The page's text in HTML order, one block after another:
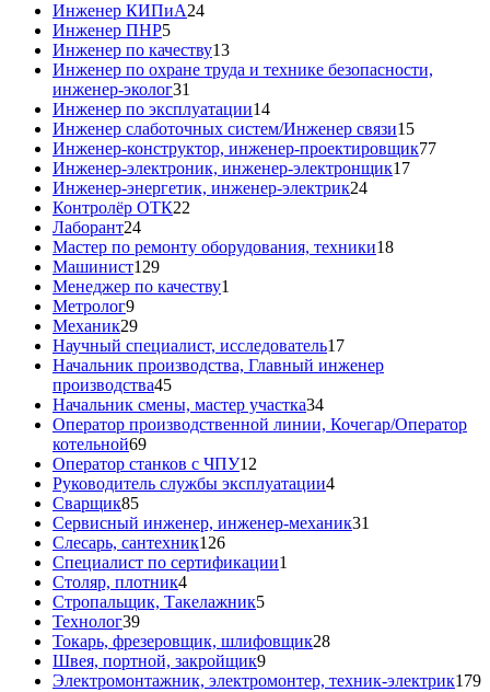
Инженер КИПиА24
Инженер ПНР5
Инженер по качеству13
Инженер по охране труда и технике безопасности,
инженер-эколог31
Инженер по эксплуатации14
Инженер слаботочных систем/Инженер связи15
Инженер-конструктор, инженер-проектировщик77
Инженер-электроник, инженер-электронщик17
Инженер-энергетик, инженер-электрик24
Контролёр ОТК22
Лаборант24
Мастер по ремонту оборудования, техники18
Машинист129
Менеджер по качеству1
Метролог9
Механик29
Научный специалист, исследователь17
Начальник производства, Главный инженер
производства45
Начальник смены, мастер участка34
Оператор производственной линии, Кочегар/Оператор
котельной69
Оператор станков с ЧПУ12
Руководитель службы эксплуатации4
Сварщик85
Сервисный инженер, инженер-механик31
Слесарь, сантехник126
Специалист по сертификации1
Столяр, плотник4
Стропальщик, Такелажник5
Технолог39
Токарь, фрезеровщик, шлифовщик28
Швея, портной, закройщик9
Электромонтажник, электромонтер, техник-электрик179